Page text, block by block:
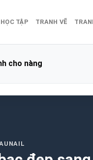
TẬP TRANH VẼ
cho nàng